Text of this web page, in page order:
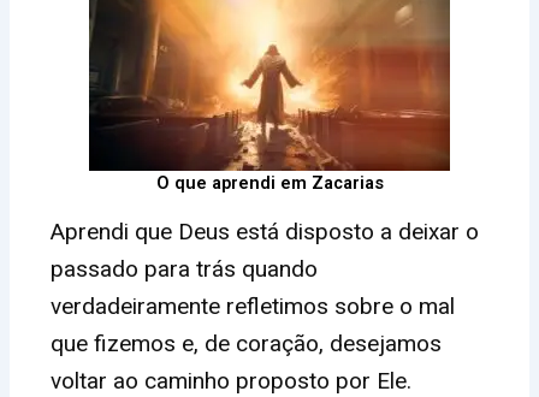
O que aprendi em Zacarias
Aprendi que Deus está disposto a deixar o
passado para trás quando
verdadeiramente refletimos sobre o mal
que fizemos e, de coração, desejamos
voltar ao caminho proposto por Ele.